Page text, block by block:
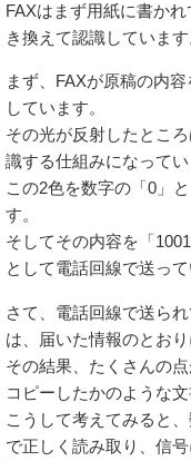
FAXはまず用紙に書か
き換えて認識しています
まず、FAXが原稿の内
しています。
その光が反射したとこ
識する仕組みになってい
この2色を数字の「0」
す。
そしてその内容を「
として電話回線で送って
さて、電話回線で送ら
は、届いた情報のとお
その結果、たくさんの
コピーしたかのような文
こうして考えてみると
で正しく読み取り、信